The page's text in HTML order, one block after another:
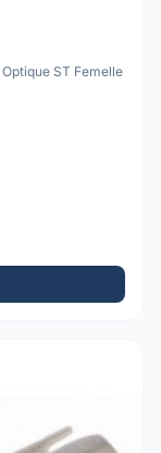
ST Femelle